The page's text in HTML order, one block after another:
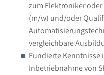
zum Elektroniker
(m/w) und/oder
vergleichbare
Fundierte Kenntnisse
Inbetriebnahme von